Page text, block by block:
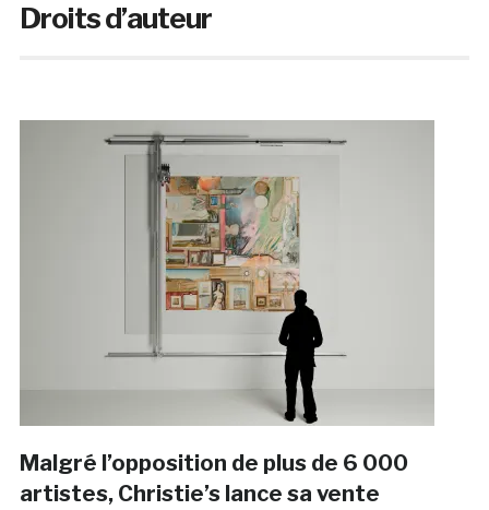
Droits d’auteur
Malgré l’opposition de plus de 6 000
artistes, Christie’s lance sa vente